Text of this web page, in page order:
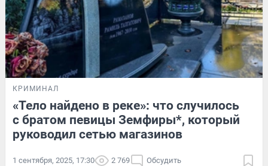
КРИМИНАЛ
«Тело найдено в реке»: что случилось
с братом певицы Земфиры*, который
руководил сетью магазинов
1 сентября, 2025, 17:30 2 769 Обсудить